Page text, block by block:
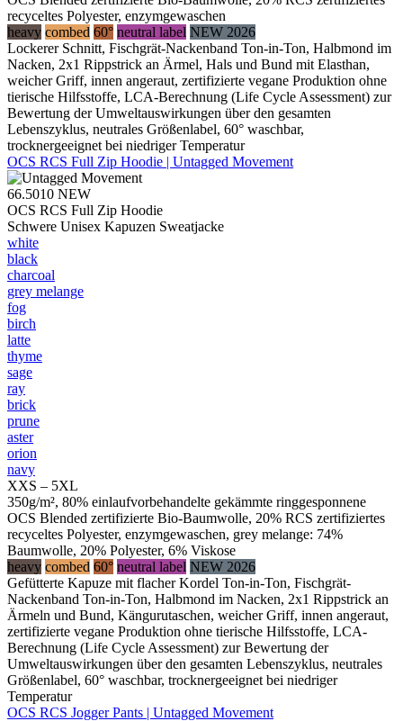
recyceltes Polyester, enzymgewaschen
heavy combed 60° neutral label NEW 2026
Lockerer Schnitt, Fischgrät-Nackenband Ton-in-Ton, Halbmond im
Nacken, 2x1 Rippstrick an Ärmel, Hals und Bund mit Elasthan,
weicher Griff, innen angeraut, zertifizierte vegane Produktion ohne
tierische Hilfsstoffe, LCA-Berechnung (Life Cycle Assessment) zur
Bewertung der Umweltauswirkungen über den gesamten
Lebenszyklus, neutrales Größenlabel, 60° waschbar,
trocknergeeignet bei niedriger Temperatur
OCS RCS Full Zip Hoodie | Untagged Movement
66.5010 NEW
OCS RCS Full Zip Hoodie
Schwere Unisex Kapuzen Sweatjacke
white
black
charcoal
grey melange
fog
birch
latte
thyme
sage
ray
brick
prune
aster
orion
navy
XXS – 5XL
350g/m², 80% einlaufvorbehandelte gekämmte ringgesponnene
OCS Blended zertifizierte Bio-Baumwolle, 20% RCS zertifiziertes
recyceltes Polyester, enzymgewaschen, grey melange: 74%
Baumwolle, 20% Polyester, 6% Viskose
heavy combed 60° neutral label NEW 2026
Gefütterte Kapuze mit flacher Kordel Ton-in-Ton, Fischgrät-
Nackenband Ton-in-Ton, Halbmond im Nacken, 2x1 Rippstrick an
Ärmeln und Bund, Kängurutaschen, weicher Griff, innen angeraut,
zertifizierte vegane Produktion ohne tierische Hilfsstoffe, LCA-
Berechnung (Life Cycle Assessment) zur Bewertung der
Umweltauswirkungen über den gesamten Lebenszyklus, neutrales
Größenlabel, 60° waschbar, trocknergeeignet bei niedriger
Temperatur
OCS RCS Jogger Pants | Untagged Movement